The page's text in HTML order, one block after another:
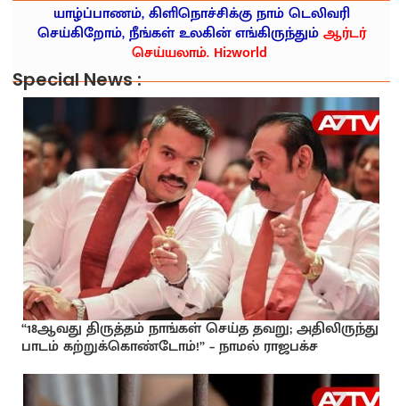
யாழ்ப்பாணம், கிளிநொச்சிக்கு நாம் டெலிவரி
செய்கிறோம், நீங்கள் உலகின் எங்கிருந்தும்ஆர்டர்
செய்யலாம். Hi2world
Special News :
“18ஆவது திருத்தம் நாங்கள் செய்த தவறு; அதிலிருந்து
பாடம் கற்றுக்கொண்டோம்!” – நாமல் ராஜபக்ச